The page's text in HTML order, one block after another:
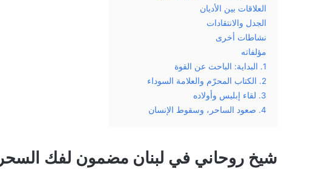
العلاقات بين الأديان
الجدل والانتقادات
نشاطات أخرى
مؤلفاته
1. البداية: الباحث عن القوة
2. الكتاب المحرّم والعلامة السوداء
3. لقاء إبليس وأولاده
4. صعود الساحر، وسقوط الإنسان
شيخ روحاني في لبنان مضمون لفك السحر